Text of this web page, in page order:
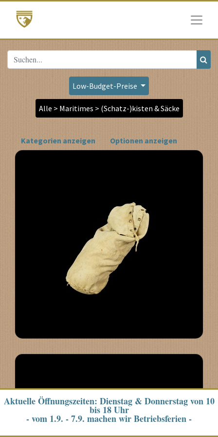
Low-Budget-Preise
Alle > Maritimes > (Schatz-)kisten & Säcke
Kategorien anzeigen Optionen anzeigen
Aktuelle Öffnungszeiten: Dienstag & Donnerstag von 10
bis 18 Uhr
- vom 1.9. - 7.9. machen wir Betriebsferien -